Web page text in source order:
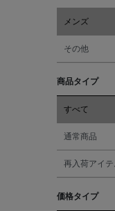
メンズ
その他
商品タイプ
すべて
通常商品
再入荷アイテ
価格タイプ